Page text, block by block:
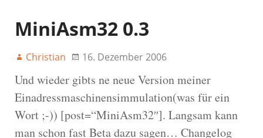
MiniAsm32 0.3
Christian 16. Dezember 2006
Und wieder gibts ne neue Version meiner
Einadressmaschinensimmulation(was für ein
Wort ;-)) [post=“MiniAsm32″]. Langsam kann
man schon fast Beta dazu sagen… Changelog